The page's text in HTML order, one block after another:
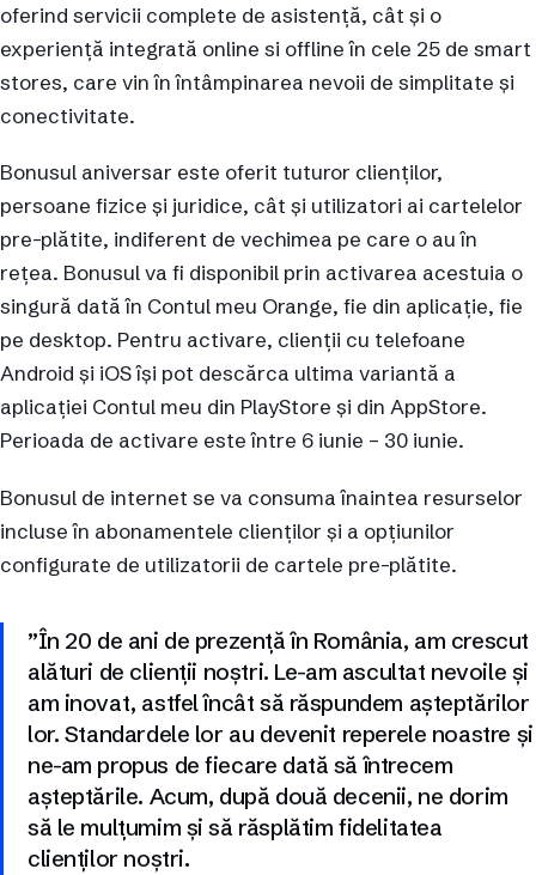
oferind servicii complete de asistență, cât și o
experiență integrată online si offline în cele 25 de smart
stores, care vin în întâmpinarea nevoii de simplitate și
conectivitate.
Bonusul aniversar este oferit tuturor clienților,
persoane fizice și juridice, cât și utilizatori ai cartelelor
pre-plătite, indiferent de vechimea pe care o au în
rețea. Bonusul va fi disponibil prin activarea acestuia o
singură dată în Contul meu Orange, fie din aplicație, fie
pe desktop. Pentru activare, clienții cu telefoane
Android și iOS își pot descărca ultima variantă a
aplicației Contul meu din PlayStore și din AppStore.
Perioada de activare este între 6 iunie – 30 iunie.
Bonusul de internet se va consuma înaintea resurselor
incluse în abonamentele clienților și a opțiunilor
configurate de utilizatorii de cartele pre-plătite.
”În 20 de ani de prezență în România, am crescut
alături de clienții noștri. Le-am ascultat nevoile și
am inovat, astfel încât să răspundem așteptărilor
lor. Standardele lor au devenit reperele noastre și
ne-am propus de fiecare dată să întrecem
așteptările. Acum, după două decenii, ne dorim
să le mulțumim și să răsplătim fidelitatea
clienților noștri.